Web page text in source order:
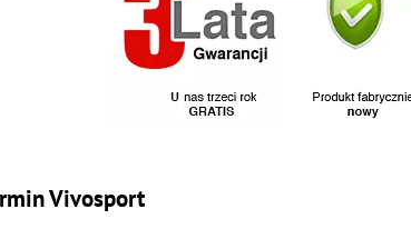
Vivosport